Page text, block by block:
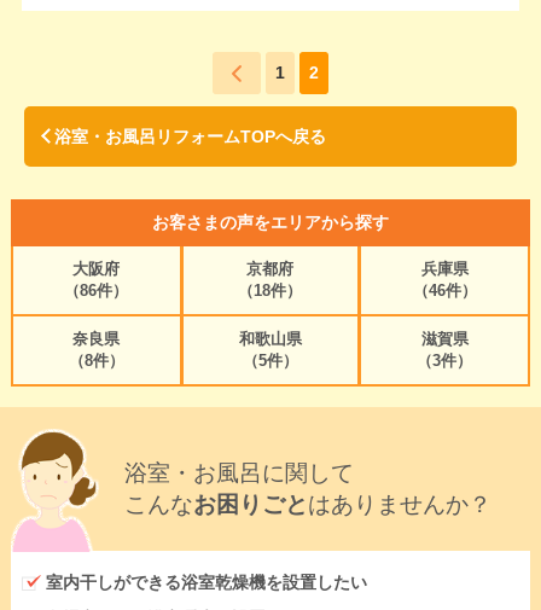
1 2
浴室・お風呂リフォームTOPへ戻る
お客さまの声をエリアから探す
大阪府
（86件）
京都府
（18件）
兵庫県
（46件）
奈良県
（8件）
和歌山県
（5件）
滋賀県
（3件）
浴室・お風呂に関して
こんなお困りごとはありませんか？
室内干しができる浴室乾燥機を設置したい